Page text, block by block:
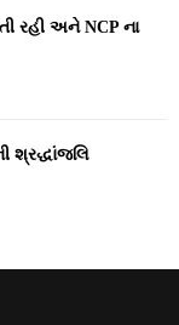
રહી અને NCP ના
શ્રદ્ધાંજલિ